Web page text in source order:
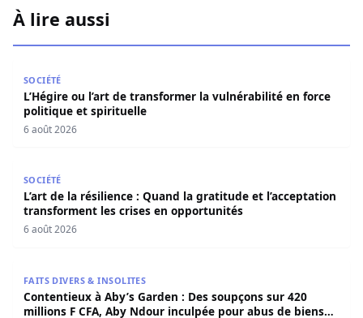
À lire aussi
SOCIÉTÉ
L’Hégire ou l’art de transformer la vulnérabilité en force
politique et spirituelle
6 août 2026
SOCIÉTÉ
L’art de la résilience : Quand la gratitude et l’acceptation
transforment les crises en opportunités
6 août 2026
FAITS DIVERS & INSOLITES
Contentieux à Aby’s Garden : Des soupçons sur 420
millions F CFA, Aby Ndour inculpée pour abus de biens